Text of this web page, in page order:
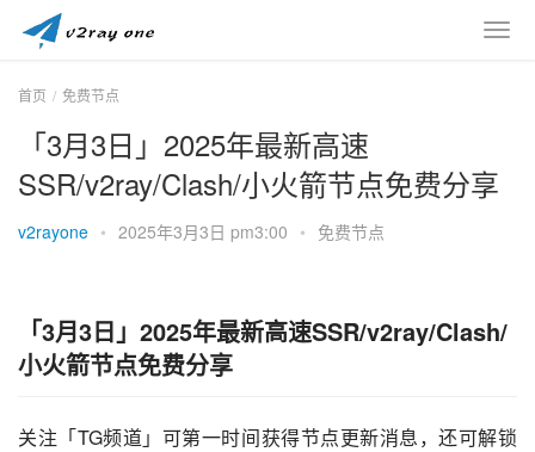
首页 免费节点
「3月3日」2025年最新高速
SSR/v2ray/Clash/小火箭节点免费分享
v2rayone • 2025年3月3日 pm3:00 • 免费节点
「3月3日」2025年最新高速SSR/v2ray/Clash/
小火箭节点免费分享
关注「TG频道」可第一时间获得节点更新消息，还可解锁